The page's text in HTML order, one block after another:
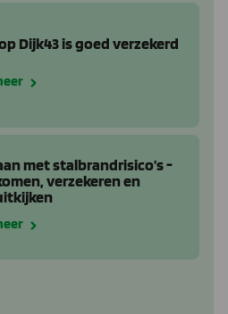
Dijk43 is goed verzekerd
met stalbrandrisico’s -
verzekeren en